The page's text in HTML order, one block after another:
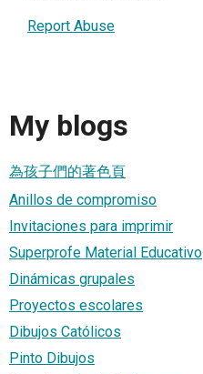
Report Abuse
My blogs
為孩子們的著色頁
Anillos de compromiso
Invitaciones para imprimir
Superprofe Material Educativo
Dinámicas grupales
Proyectos escolares
Dibujos Católicos
Pinto Dibujos